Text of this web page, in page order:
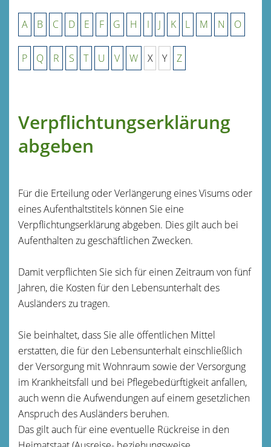
A B C D E F G H I J K L M N O
P Q R S T U V W X Y Z
Verpflichtungserklärung
abgeben
Für die Erteilung oder Verlängerung eines Visums oder
eines Aufenthaltstitels können Sie eine
Verpflichtungserklärung abgeben. Dies gilt auch bei
Aufenthalten zu geschäftlichen Zwecken.
Damit verpflichten Sie sich für einen Zeitraum von fünf
Jahren, die Kosten für den Lebensunterhalt des
Ausländers zu tragen.
Sie beinhaltet, dass Sie alle öffentlichen Mittel
erstatten, die für den Lebensunterhalt einschließlich
der Versorgung mit Wohnraum sowie der Versorgung
im Krankheitsfall und bei Pflegebedürftigkeit anfallen,
auch wenn die Aufwendungen auf einem gesetzlichen
Anspruch des Ausländers beruhen.
Das gilt auch für eine eventuelle Rückreise in den